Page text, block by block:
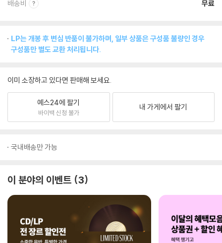
배송비 무료
LP는 개봉 후 변심 반품이 불가하며, 일부 상품은 구성품 불량인 경우
구성품만 별도 교환 처리됩니다.
이미 소장하고 있다면 판매해 보세요.
예스24에 팔기
바이백 신청 불가
내 가게에서 팔기
국내배송만 가능
이 분야의 이벤트 3